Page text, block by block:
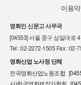
이용
영화인 신문고 사무국
[04553] 서울 중구 삼일대로
Tel : 02-2272-1505 Fax : 02-
영화산업 노사정 단체
전국영화산업노동조합